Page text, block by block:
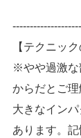
【テクニッ
※やや過激な
からだとご
大きなイン
あります。